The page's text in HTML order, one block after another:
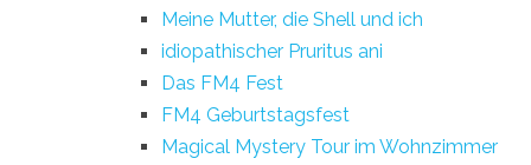
Meine Mutter, die Shell und ich
idiopathischer Pruritus ani
Das FM4 Fest
FM4 Geburtstagsfest
Magical Mystery Tour im Wohnzimmer